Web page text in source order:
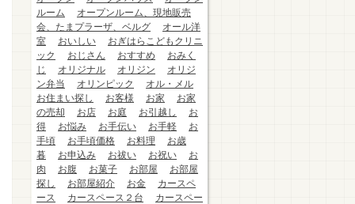
ルーム
オープンルーム、現地販売
会、たまプラーザ、ベルグ
オール洋
室
おいしい
おぎはらこどもクリニ
ック
おじさん おすすめ
おみく
じ
オリジナル オリジン
オリジ
ン弁当
オリンピック
オル・メル
お住まい探し
お客様 お家
お家
の売却
お店 お庭 お引越し
お
得
お悩み お手伝い お手軽
お
手頃
お手頃価格 お料理
お歳
暮
お申込み お祓い お祝い
お
肉
お腹 お菓子 お部屋
お部屋
探し
お部屋紹介 お金
カースペ
ース
カースペース２台
カースペー